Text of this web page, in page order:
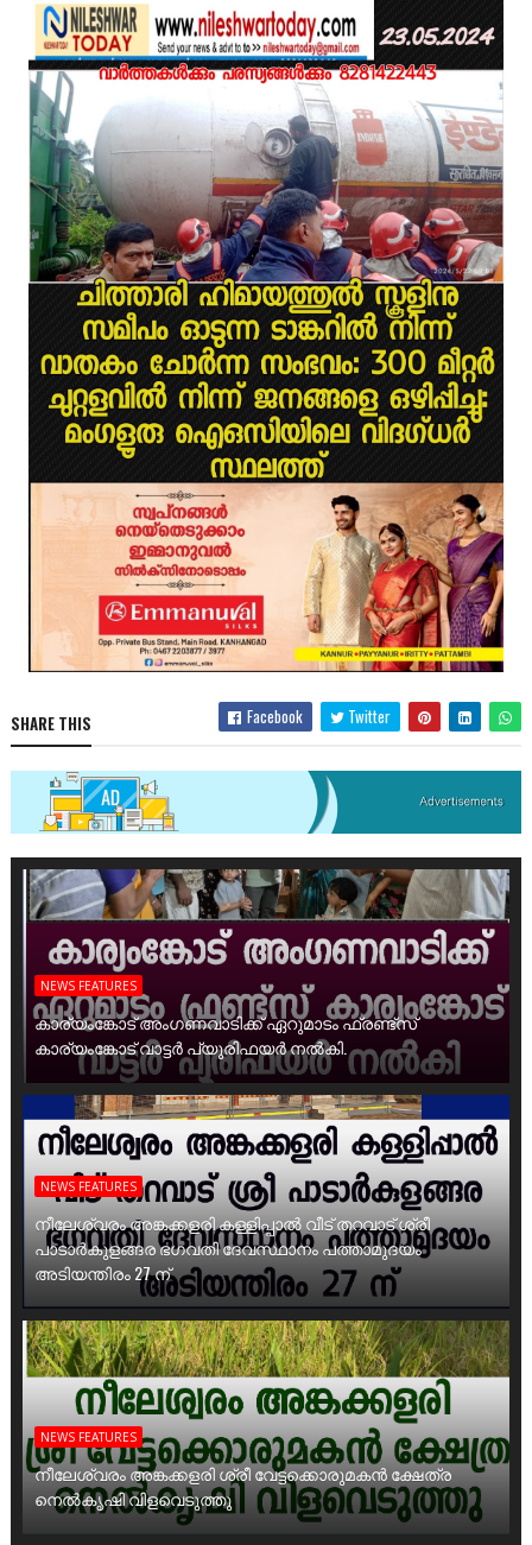
SHARE THIS Facebook Twitter
NEWS FEATURES
കാര്യംങ്കോട് അംഗണവാടിക്ക് ഏറുമാടം ഫ്രണ്ട്സ്
കാര്യംങ്കോട് വാട്ടർ പ്യൂരിഫയർ നൽകി.
NEWS FEATURES
നീലേശ്വരം അങ്കക്കളരി കള്ളിപ്പാൽ വീട് തറവാട് ശ്രീ
പാടാർകുളങ്ങര ഭഗവതി ദേവസ്ഥാനം പത്താമുദയം
അടിയന്തിരം 27 ന്
NEWS FEATURES
നീലേശ്വരം അങ്കക്കളരി ശ്രീ വേട്ടക്കൊരുമകൻ ക്ഷേത്ര
നെൽകൃഷി വിളവെടുത്തു